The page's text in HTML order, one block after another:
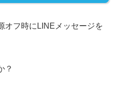
オフ時にLINEメッセージを
？